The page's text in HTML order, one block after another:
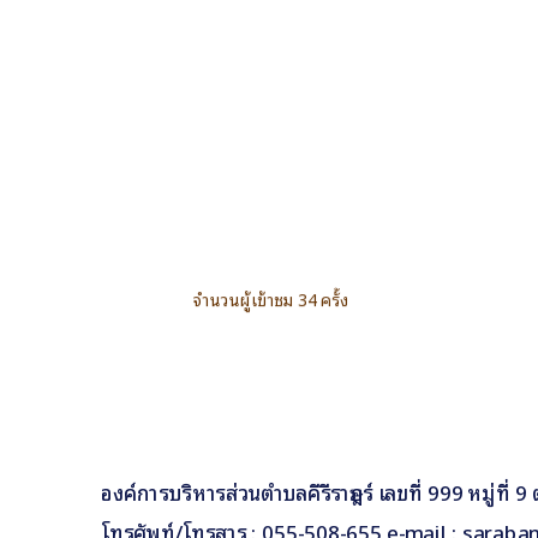
จำนวนผู้เข้าชม 34 ครั้ง
องค์การบริหารส่วนตำบลคีรีราษฎร์ เลขที่ 999 หมู่ที่
โทรศัพท์/โทรสาร : 055-508-655 e-mail :